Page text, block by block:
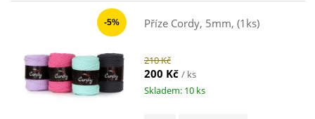
-5% Příze Cordy, 5mm, (1ks)
210 Kč
200 Kč / ks
Skladem: 10 ks